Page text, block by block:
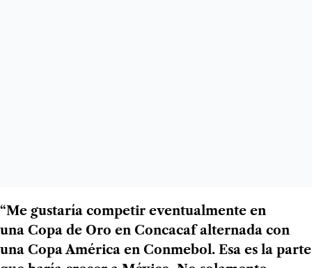
“Me gustaría competir eventualmente en
una Copa de Oro en Concacaf alternada con
una Copa América en Conmebol. Esa es la parte